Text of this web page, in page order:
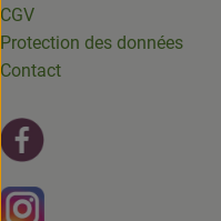
CGV
Protection des données
Contact
Lien externe vers